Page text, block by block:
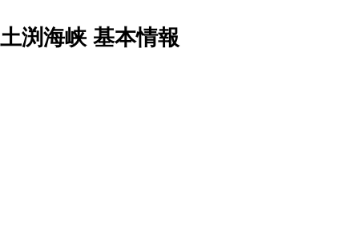
土渕海峡 基本情報